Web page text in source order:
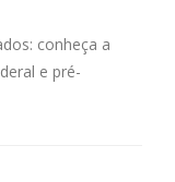
conheça a
e pré-